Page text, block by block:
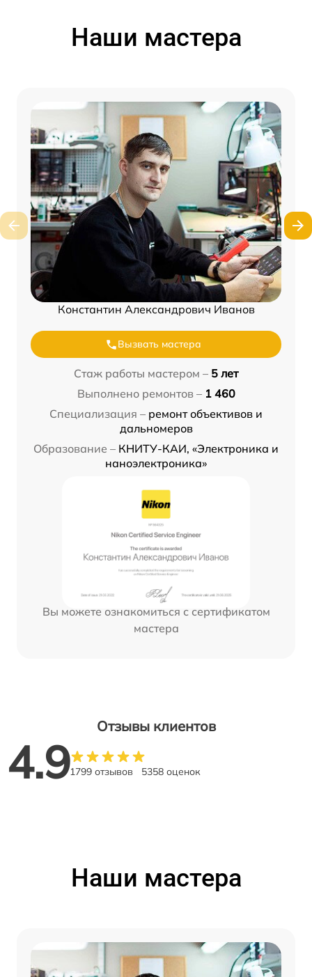
Наши мастера
Константин Александрович Иванов
Вызвать мастера
Стаж работы мастером – 5 лет
Выполнено ремонтов – 1 460
Специализация – ремонт объективов и
дальномеров
Образование – КНИТУ-КАИ, «Электроника и
наноэлектроника»
Вы можете ознакомиться с сертификатом
мастера
Отзывы клиентов
4.91799 отзывов 5358 оценок
Наши мастера